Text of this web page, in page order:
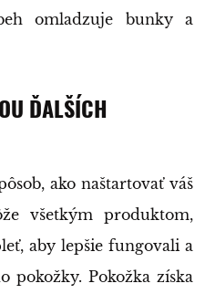
omladzuje bunky a
ĎALŠÍCH
ako naštartovať váš
všetkým produktom,
aby lepšie fungovali a
pokožky. Pokožka získa